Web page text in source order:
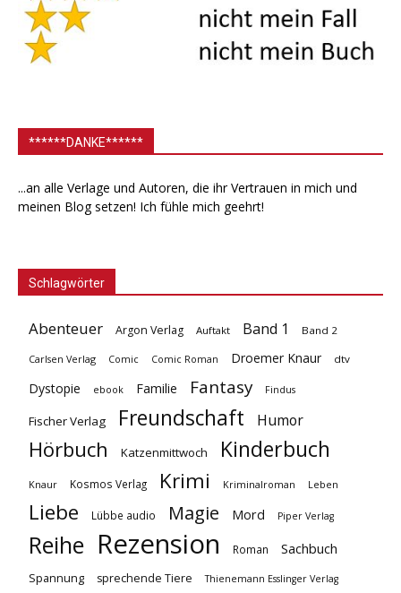
******DANKE******
...an alle Verlage und Autoren, die ihr Vertrauen in mich und
meinen Blog setzen! Ich fühle mich geehrt!
Schlagwörter
Abenteuer Argon Verlag Auftakt Band 1 Band 2
Carlsen Verlag Comic Comic Roman Droemer Knaur dtv
Dystopie ebook Familie Fantasy Findus
Fischer Verlag Freundschaft Humor
Hörbuch Katzenmittwoch Kinderbuch
Knaur Kosmos Verlag Krimi Kriminalroman Leben
Liebe Lübbe audio Magie Mord Piper Verlag
Reihe Rezension Roman Sachbuch
Spannung sprechende Tiere Thienemann Esslinger Verlag